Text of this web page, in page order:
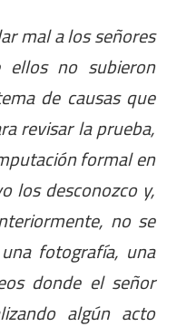
mal a los señores
ellos no subieron
de causas que
revisar la prueba,
formal en
los desconozco y,
no se
fotografía, una
donde el señor
algún acto